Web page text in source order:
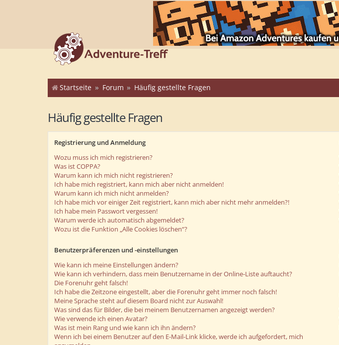
Startseite Forum Häufig gestellte Fragen
Häufig gestellte Fragen
Registrierung und Anmeldung
Wozu muss ich mich registrieren?
Was ist COPPA?
Warum kann ich mich nicht registrieren?
Ich habe mich registriert, kann mich aber nicht anmelden!
Warum kann ich mich nicht anmelden?
Ich habe mich vor einiger Zeit registriert, kann mich aber nicht mehr anmelden?!
Ich habe mein Passwort vergessen!
Warum werde ich automatisch abgemeldet?
Wozu ist die Funktion „Alle Cookies löschen“?
Benutzerpräferenzen und -einstellungen
Wie kann ich meine Einstellungen ändern?
Wie kann ich verhindern, dass mein Benutzername in der Online-Liste auftaucht?
Die Forenuhr geht falsch!
Ich habe die Zeitzone eingestellt, aber die Forenuhr geht immer noch falsch!
Meine Sprache steht auf diesem Board nicht zur Auswahl!
Was sind das für Bilder, die bei meinem Benutzernamen angezeigt werden?
Wie verwende ich einen Avatar?
Was ist mein Rang und wie kann ich ihn ändern?
Wenn ich bei einem Benutzer auf den E-Mail-Link klicke, werde ich aufgefordert, mich